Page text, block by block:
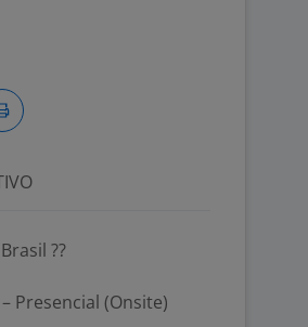
??
Presencial (Onsite)